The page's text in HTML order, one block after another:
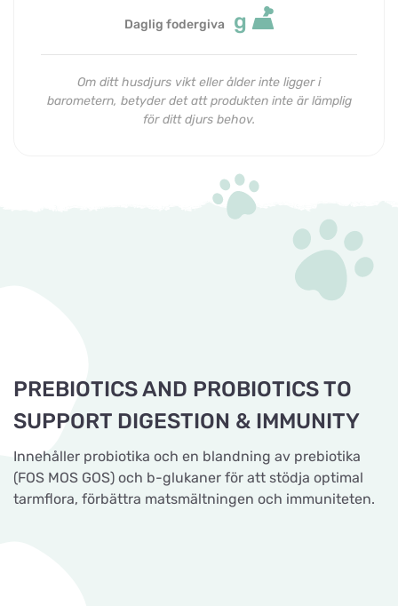
Daglig fodergiva g
Om ditt husdjurs vikt eller ålder inte ligger i
barometern, betyder det att produkten inte är lämplig
för ditt djurs behov.
PREBIOTICS AND PROBIOTICS TO
SUPPORT DIGESTION & IMMUNITY
Innehåller probiotika och en blandning av prebiotika
(FOS MOS GOS) och b-glukaner för att stödja optimal
tarmflora, förbättra matsmältningen och immuniteten.